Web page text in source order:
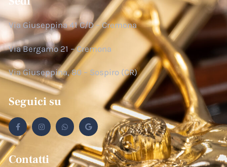
Via Giuseppina 41 C/D – Cremona
Via Bergamo 21 – Cremona
Via Giuseppina, 80 – Sospiro (CR)
Seguici su
Contatti